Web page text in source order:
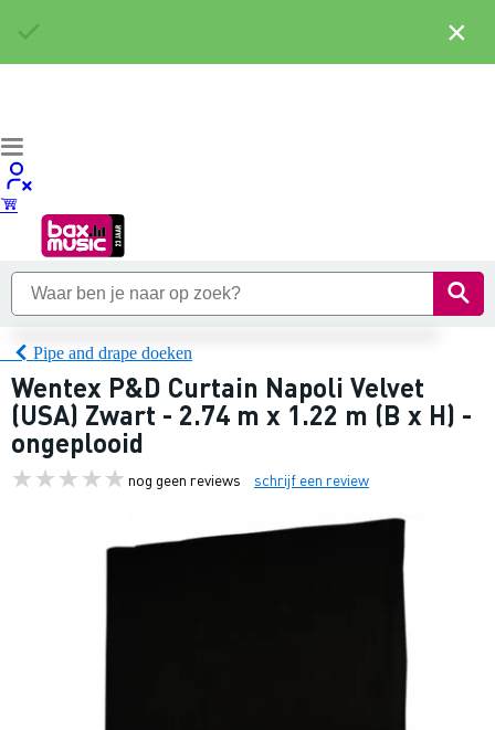
Pipe and drape doeken
Wentex P&D Curtain Napoli Velvet
(USA) Zwart - 2.74 m x 1.22 m (B x H) -
ongeplooid
nog geen reviews schrijf een review
×